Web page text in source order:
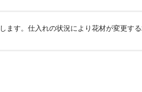
ます。仕入れの状況により花材が変更する